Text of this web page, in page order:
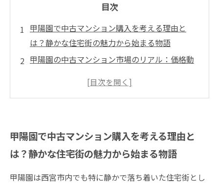
目次
甲陽園で中古マンション購入を考える理由と
は？静かな住宅街の魅力から始まる物語
甲陽園の中古マンション市場のリアル：価格動
交通アクセスや周辺施設が支える、甲陽園での
魅力と生活の質を探る
甲陽園で中古マンション購入を考える理由と
は？静かな住宅街の魅力から始まる物語
甲陽園は西宮市内でも特に静かで落ち着いた住宅街とし